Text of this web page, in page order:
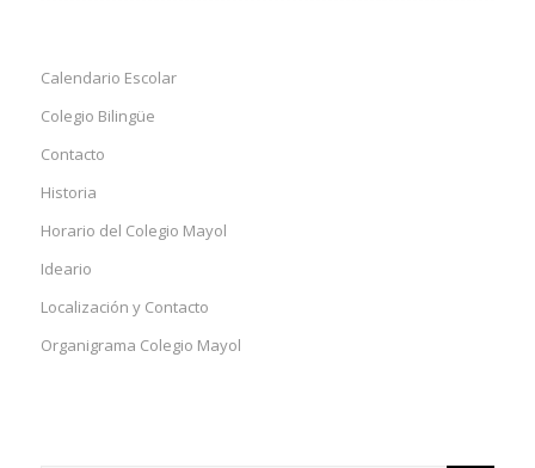
Calendario Escolar
Colegio Bilingüe
Contacto
Historia
Horario del Colegio Mayol
Ideario
Localización y Contacto
Organigrama Colegio Mayol